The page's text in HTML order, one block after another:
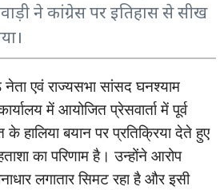
ने कांग्रेस पर इतिहास से सीख
नेताएवंराज्यसभासांसदघनश्याम
मेंआयोजितप्रेसवार्तामेंपूर्व
केहालियाबयानपरप्रतिक्रियादेतेहुए
कापरिणामहै। उन्होंनेआरोप
लगातारसिमटरहाहैऔरइसी